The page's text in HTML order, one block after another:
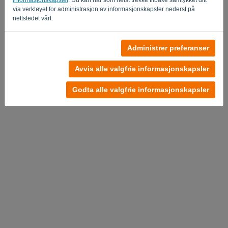
via verktøyet for administrasjon av informasjonskapsler nederst på
nettstedet vårt.
Administrer preferanser
Avvis alle valgfrie informasjonskapsler
Godta alle valgfrie informasjonskapsler
Prøv det nå
Personvernerklæring-Vilkår og betingelser